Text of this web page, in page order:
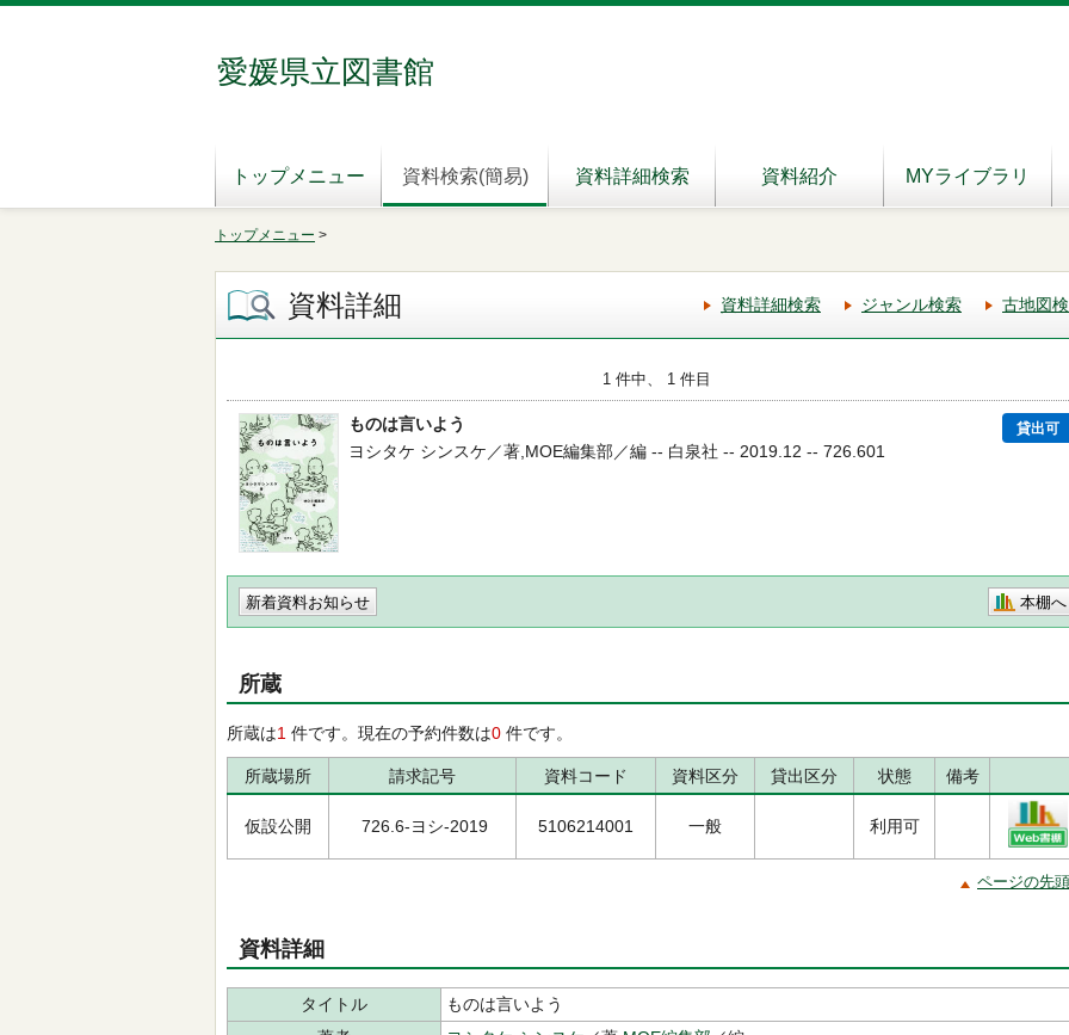
愛媛県立図書館
トップメニュー 資料検索(簡易) 資料詳細検索 資料紹介 MYライブラリ
トップメニュー >
資料詳細 資料詳細検索 ジャンル検索 古地図
1 件中、 1 件目
ものは言いよう 貸出可
ヨシタケ シンスケ／著,MOE編集部／編 -- 白泉社 -- 2019.12 -- 726.601
新着資料お知らせ 本棚へ
所蔵
所蔵は1 件です。現在の予約件数は0 件です。
所蔵場所 請求記号 資料コード 資料区分 貸出区分 状態 備考
仮設公開 726.6-ヨシ-2019 5106214001 一般 利用可
ページの先
資料詳細
タイトル
ものは言いよう